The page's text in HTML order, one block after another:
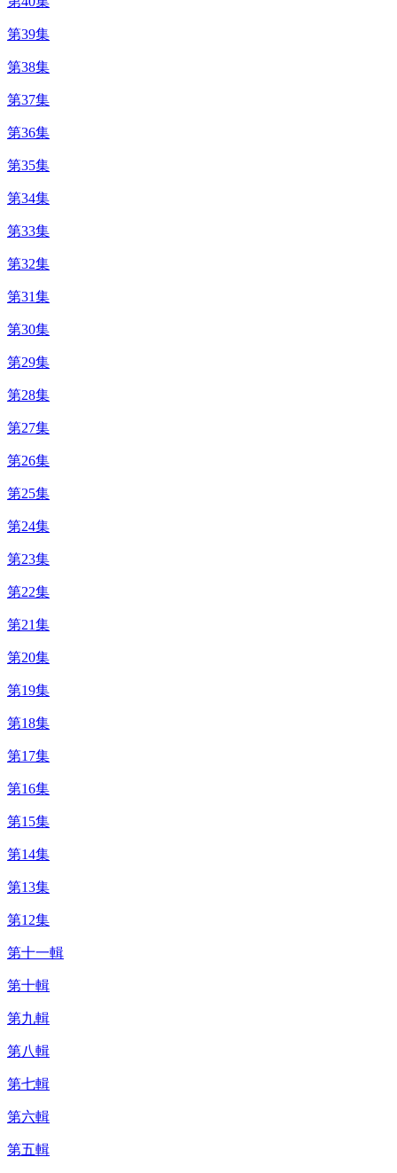
第39集
第38集
第37集
第36集
第35集
第34集
第33集
第32集
第31集
第30集
第29集
第28集
第27集
第26集
第25集
第24集
第23集
第22集
第21集
第20集
第19集
第18集
第17集
第16集
第15集
第14集
第13集
第12集
第十一輯
第十輯
第九輯
第八輯
第七輯
第六輯
第五輯